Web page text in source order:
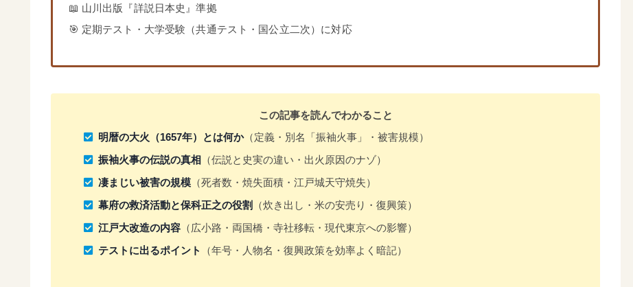
📖 山川出版『詳説日本史』準拠
🎯 定期テスト・大学受験（共通テスト・国公立二次）に対応
この記事を読んでわかること
明暦の大火（1657年）とは何か（定義・別名「振袖火事」・被害規模）
振袖火事の伝説の真相 （伝説と史実の違い・出火原因のナゾ）
凄まじい被害の規模（死者数・焼失面積・江戸城天守焼失）
幕府の救済活動と保科正之の役割 （炊き出し・米の安売り・復興策）
江戸大改造の内容（広小路・両国橋・寺社移転・現代東京への影響）
テストに出るポイント
（年号・人物名・復興政策を効率よく暗記）